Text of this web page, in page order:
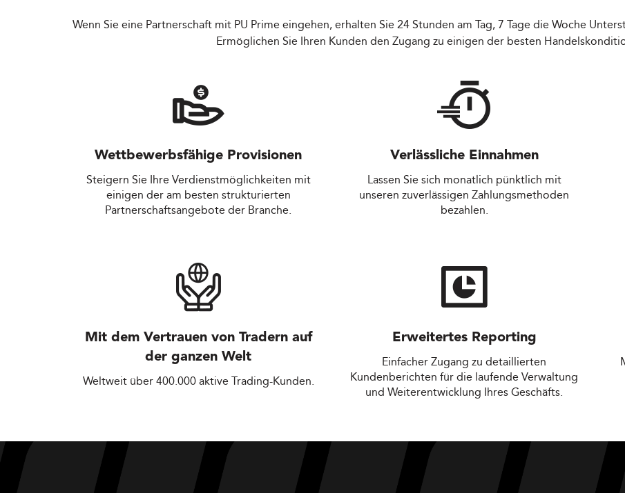
Wenn Sie eine Partnerschaft mit PU Prime eingehen, erhalten Sie 24 Stunden am Tag, 7 Tage die Woche
Ermöglichen Sie Ihren Kunden den Zugang zu einigen der besten
Wettbewerbsfähige Provisionen
Steigern Sie Ihre Verdienstmöglichkeiten mit
einigen der am besten strukturierten
Partnerschaftsangebote der Branche.
Verlässliche Einnahmen
Lassen Sie sich monatlich pünktlich mit
unseren zuverlässigen Zahlungsmethoden
bezahlen.
Mit dem Vertrauen von Tradern auf
der ganzen Welt
Weltweit über 400.000 aktive Trading-Kunden.
Erweitertes Reporting
Einfacher Zugang zu detaillierten
Kundenberichten für die laufende Verwaltung
und Weiterentwicklung Ihres Geschäfts.